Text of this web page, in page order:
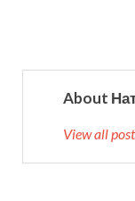
About
View all